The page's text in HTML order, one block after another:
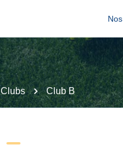
Clubs Club B